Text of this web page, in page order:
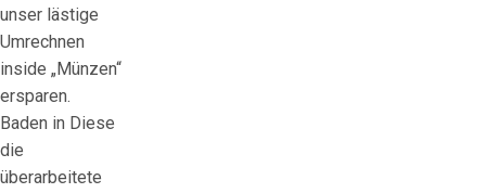
unser lästige
Umrechnen
inside „Münzen“
ersparen.
Baden in Diese
die
überarbeitete